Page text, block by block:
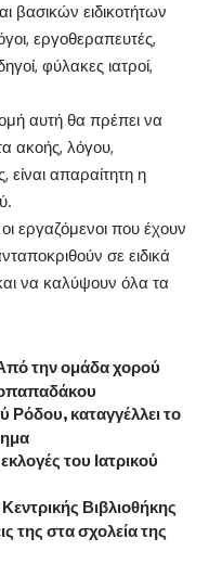
βασικών ειδικοτήτων
εργοθεραπευτές,
φύλακες ιατροί,
αυτή θα πρέπει να
ακοής, λόγου,
είναι απαραίτητη η
εργαζόμενοι που έχουν
σε ειδικά
να καλύψουν όλα τα
την ομάδα χορού
Ρόδου, καταγγέλλει το
του Ιατρικού
Βιβλιοθήκης
της στα σχολεία της